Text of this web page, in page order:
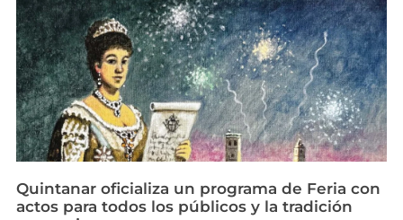
Quintanar oficializa un programa de Feria con
actos para todos los públicos y la tradición